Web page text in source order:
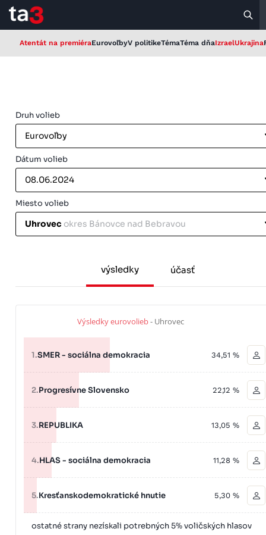
Atentát na premiéraEurovoľbyV politikeTémaTéma dňaIzraelUkrajina
Druh volieb
Eurovoľby
Dátum volieb
08.06.2024
Miesto volieb
Uhrovec okres Bánovce nad Bebravou
výsledky účasť
Výsledky eurovolieb- Uhrovec
1.SMER - sociálna demokracia 34,51 %
2.Progresívne Slovensko 22,12 %
3.REPUBLIKA 13,05 %
4.HLAS - sociálna demokracia 11,28 %
5.Kresťanskodemokratické hnutie 5,30 %
ostatné strany nezískali potrebných 5% voličských hlasov